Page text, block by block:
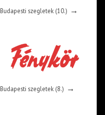
Budapesti szegletek (10.) →
Budapesti szegletek (8.) →